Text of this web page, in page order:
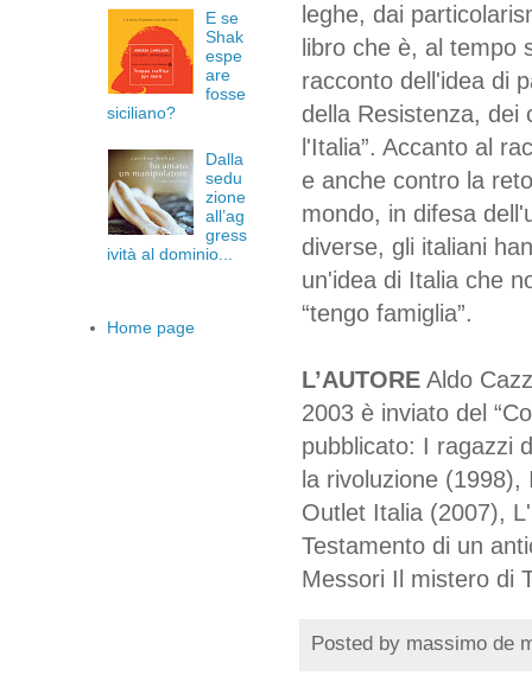
leghe, dai
libro che è, al tempo
racconto dell'idea di
della Resistenza, dei
l'Italia”. Accanto al
e anche contro la
mondo, in difesa
diverse, gli italiani
un'idea di Italia che
“tengo famiglia”.
L’AUTORE Aldo
2003 è inviato del
pubblicato: I ragazzi
la rivoluzione
Outlet Italia (2007),
Testamento di un
Messori Il mistero di
Posted by massimo de
E se
Shak
espe
are
fosse
siciliano?
Dalla
sedu
zione
all’ag
gress
ività al dominio...
Home page